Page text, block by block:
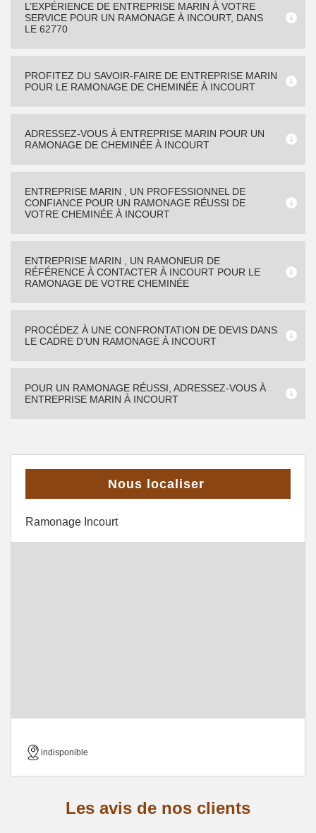
L’EXPÉRIENCE DE ENTREPRISE MARIN À VOTRE
SERVICE POUR UN RAMONAGE À INCOURT, DANS
LE 62770
PROFITEZ DU SAVOIR-FAIRE DE ENTREPRISE MARIN
POUR LE RAMONAGE DE CHEMINÉE À INCOURT
ADRESSEZ-VOUS À ENTREPRISE MARIN POUR UN
RAMONAGE DE CHEMINÉE À INCOURT
ENTREPRISE MARIN , UN PROFESSIONNEL DE
CONFIANCE POUR UN RAMONAGE RÉUSSI DE
VOTRE CHEMINÉE À INCOURT
ENTREPRISE MARIN , UN RAMONEUR DE
RÉFÉRENCE À CONTACTER À INCOURT POUR LE
RAMONAGE DE VOTRE CHEMINÉE
PROCÉDEZ À UNE CONFRONTATION DE DEVIS DANS
LE CADRE D’UN RAMONAGE À INCOURT
POUR UN RAMONAGE RÉUSSI, ADRESSEZ-VOUS À
ENTREPRISE MARIN À INCOURT
Nous localiser
Ramonage Incourt
indisponible
Les avis de nos clients